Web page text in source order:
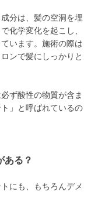
分は、髪の空洞を埋
化学変化を起こし、
います。施術の際は
ンで髪にしっかりと
ず酸性の物質が含ま
」と呼ばれているの
ある？
にも、もちろんデメ